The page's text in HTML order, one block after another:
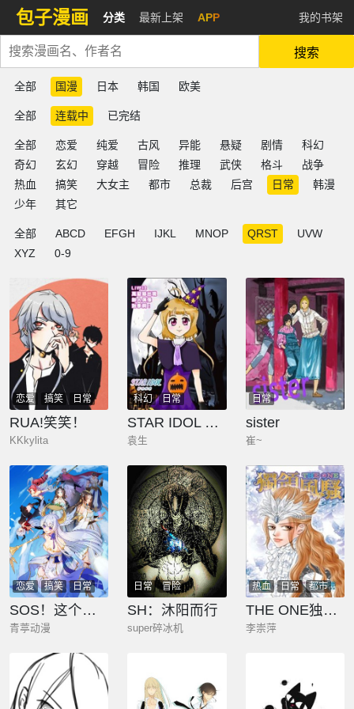
包子漫画 分类 最新上架 APP 我的书架
搜索
全部 国漫 日本 韩国 欧美
全部 连载中 已完结
全部 恋爱 纯爱 古风 异能 悬疑 剧情
科幻
奇幻
玄幻 穿越 冒险 推理 武侠 格斗
战争
热血
搞笑 大女主 都市 总裁 后宫 日常
韩漫
少年
其它
全部 ABCD EFGH IJKL MNOP QRST
UVW
XYZ
0-9
恋爱 搞笑 日常
RUA!笑笑！
KKkylita
科幻 日常
STAR IDOL 星际偶像
袁生
日常
sister
崔~
恋爱 搞笑
日常
奇幻
SOS！这个学校没人类
青葶动漫
日常 冒险
SH：沐阳而行
super碎冰机
热血 日常 都市
THE ONE独领风骚
李崇萍